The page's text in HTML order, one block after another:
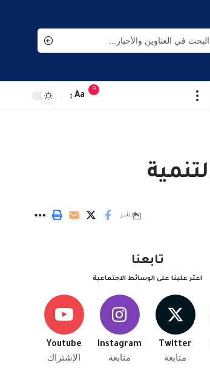
9
Aa
نشر
تابعنا
اعثر علينا على الوسائط الاجتماعية
Twitter
متابعة
Instagram
متابعة
Youtube
الإشتراك